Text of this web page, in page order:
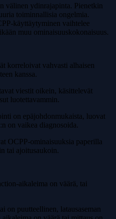
välinen ydinrajapinta. Pienetkin
toiminnallisia ongelmia.
käyttäytyminen vaihtelee
muu ominaisuuskokonaisuus.
korreloivat vahvasti alhaisen
kanssa.
viestit oikein, käsittelevät
luotettavammin.
on epäjohdonmukaista, luovat
on vaikea diagnosoida.
OCPP-ominaisuuksia paperilla
tai ajoitusaukoin.
aikaleima on väärä, tai
on puutteellinen, latausaseman